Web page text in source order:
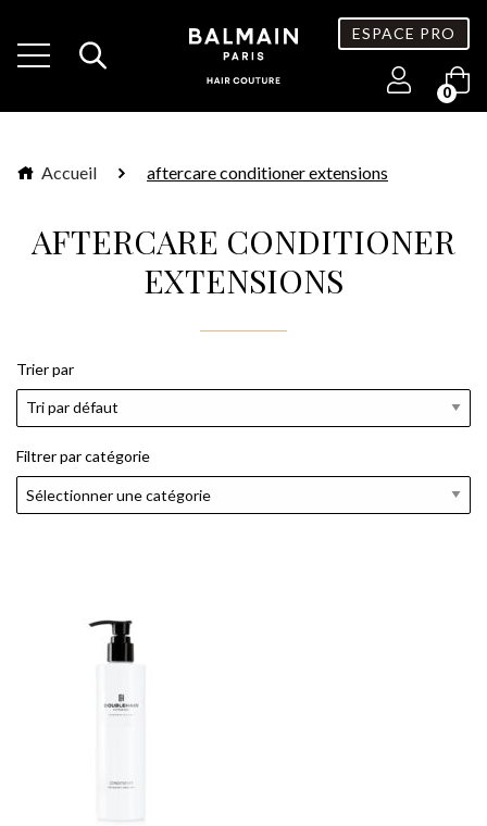
ESPACE PRO
0
Accueil aftercare conditioner extensions
AFTERCARE CONDITIONER
EXTENSIONS
Trier par
Filtrer par catégorie